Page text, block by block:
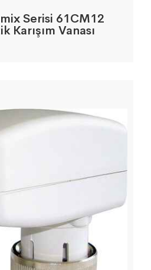
Serisi 61CM12
Karışım Vanası